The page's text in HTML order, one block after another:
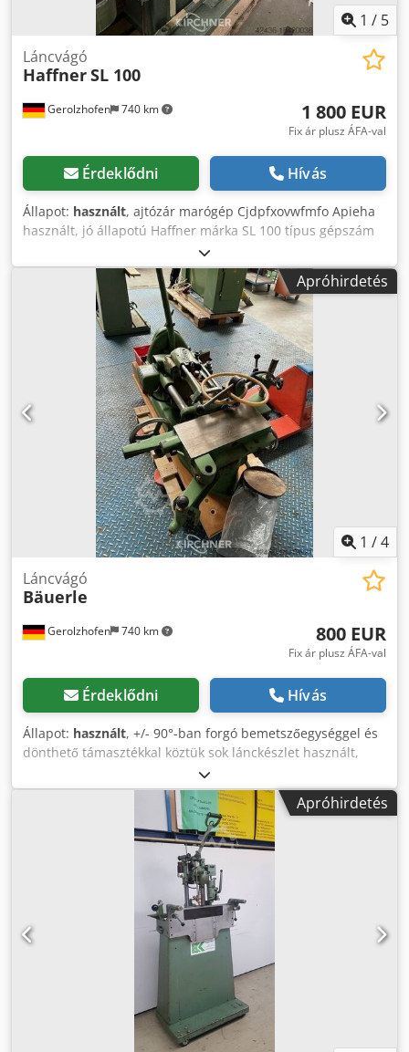
1 / 5
Gerolzhofen 740 km
Láncvágó
HaffnerSL 100
1 800 EUR
Fix ár plusz ÁFA-val
Érdeklődni Hívás
Állapot: használt, ajtózár marógép Cjdpfxovwfmfo Apieha
használt, jó állapotú Haffner márka SL 100 típus gépszám
2269 oszlopos gép lánc készlet ajtótámasz munkadarab
támaszték fogantyúlyuk motor előlapi motor olajozó
szívócsatlakozás D 80/100 mm Helyigény kb. 1200 mm x
700 mm x 2000 mm Súly kb 300 kg Raktárhely 97447
Gerolzhofen, szabadon rakodva, kicsomagolva Átadás a
jelenlegi ellenőrzött állapotban, garancia és garancia
Apróhirdetés
1 /4
Gerolzhofen 740 km
Láncvágó
Bäuerle
800 EUR
Fix ár plusz ÁFA-val
Érdeklődni Hívás
Állapot: használt, +/- 90°-ban forgó bemetszőegységgel és
dönthető támasztékkal köztük sok lánckészlet használt,
kiváló állapotú Bäuerle márka fali gép lánckészlet 12-17 50
x 175 Csdpfx Aevwfhvspijha Maróegység + 90° / -90°
forgatható Helyigény kb. 800 mm x 1000 mm x 1300 mm
Súly kb 300 kg Raktárhely 97447 Gerolzhofen, szabadon
rakodva, kicsomagolva Átadás a jelenlegi ellenőrzött
állapotban, garancia és garancia nélkül
Apróhirdetés